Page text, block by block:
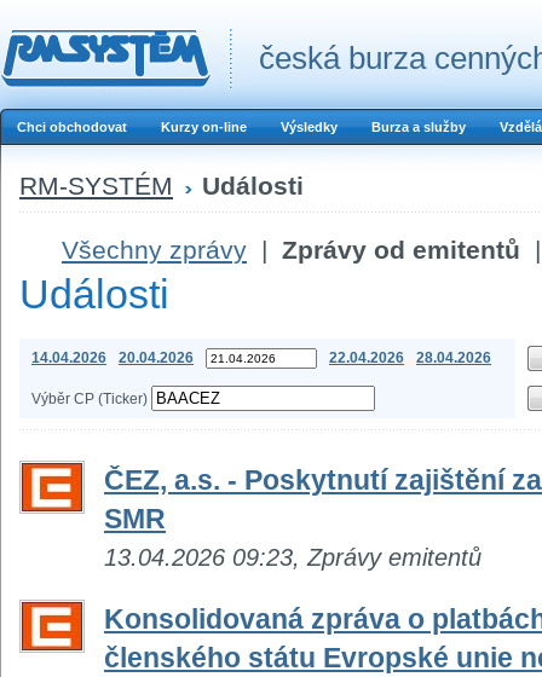
česká burza
Chci obchodovat Kurzy on-line Výsledky Burza a služby
RM-SYSTÉM Události
Všechny zprávy | Zprávy od emitentů |
Události
14.04.2026 20.04.2026 22.04.2026 28.04.2026
Výběr CP (Ticker)
ČEZ, a.s. - Poskytnutí zajištění
SMR
13.04.2026 09:23, Zprávy emitentů
Konsolidovaná zpráva o
členského státu Evropské unie